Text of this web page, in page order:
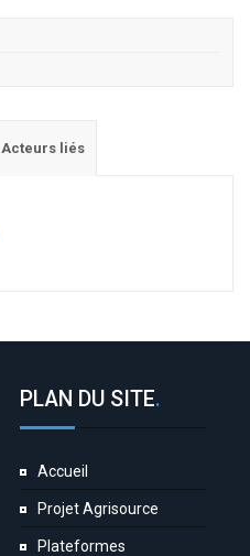
Acteurs liés
PLAN DU SITE.
Accueil
Projet Agrisource
Plateformes